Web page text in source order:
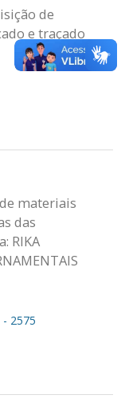
de
e traçado
materiais
das
RIKA
2575